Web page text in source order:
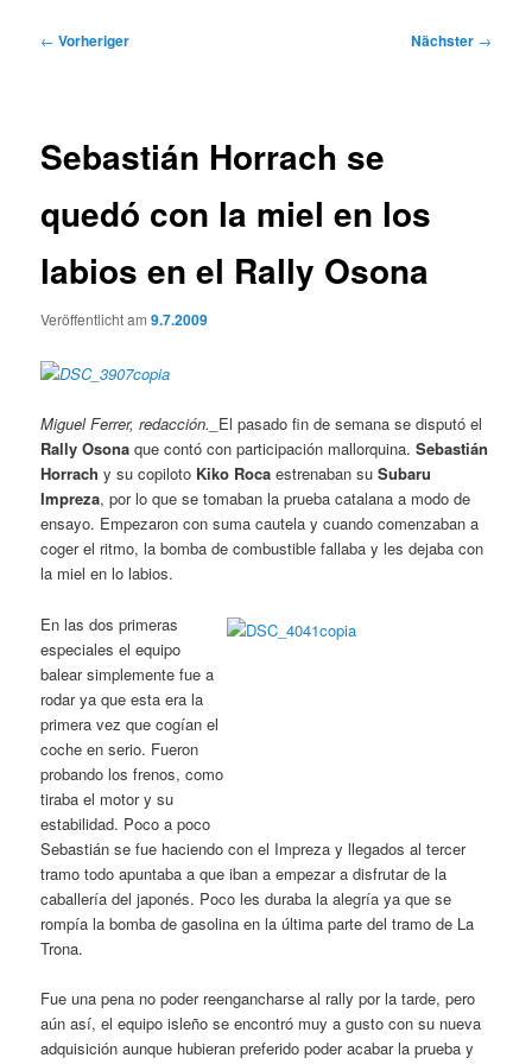
Beitragsnavigation
← Vorheriger Nächster →
Sebastián Horrach se
quedó con la miel en los
labios en el Rally Osona
Veröffentlicht am9.7.2009
Miguel Ferrer, redacción._ El pasado fin de semana se disputó el
Rally Osona que contó con participación mallorquina.Sebastián
Horrach y su copiloto Kiko Roca estrenaban suSubaru
Impreza, por lo que se tomaban la prueba catalana a modo de
ensayo. Empezaron con suma cautela y cuando comenzaban a
coger el ritmo, la bomba de combustible fallaba y les dejaba con
la miel en lo labios.
En las dos primeras
especiales el equipo
balear simplemente fue a
rodar ya que esta era la
primera vez que cogían el
coche en serio. Fueron
probando los frenos, como
tiraba el motor y su
estabilidad. Poco a poco
Sebastián se fue haciendo con el Impreza y llegados al tercer
tramo todo apuntaba a que iban a empezar a disfrutar de la
caballería del japonés. Poco les duraba la alegría ya que se
rompía la bomba de gasolina en la última parte del tramo de La
Trona.
Fue una pena no poder reengancharse al rally por la tarde, pero
aún así, el equipo isleño se encontró muy a gusto con su nueva
adquisición aunque hubieran preferido poder acabar la prueba y